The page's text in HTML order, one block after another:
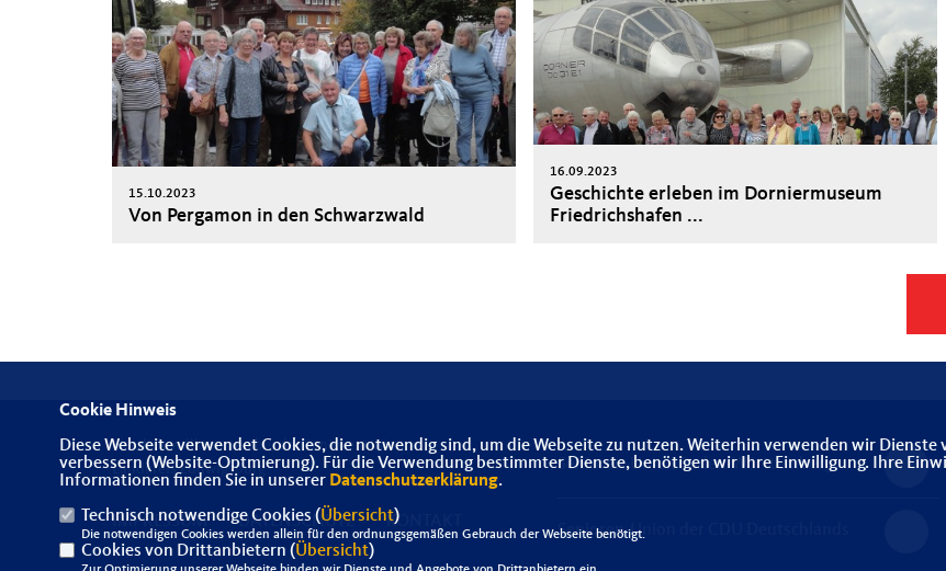
15.10.2023
Von Pergamon in den Schwarzwald
16.09.2023
Geschichte erleben im Dorniermuseum
Friedrichshafen ...
Herzlich willkommen bei der SeniorenUnion im
Landkreis Ludwigsburg
IMPRESSUM DATENSCHUTZ KONTAKT
Senioren-Union Baden-Württemberg
Senioren-Union der CDU Deutschlands
Cookie Hinweis
Diese Webseite verwendet Cookies, die notwendig sind, um die Webseite zu nutzen. Weiterhin verwenden wir
verbessern (Website-Optmierung). Für die Verwendung bestimmter Dienste, benötigen wir Ihre Einwilligung. Ihre
Informationen finden Sie in unserer Datenschutzerklärung.
Technisch notwendige Cookies (Übersicht)
Die notwendigen Cookies werden allein für den ordnungsgemäßen Gebrauch der Webseite benötigt.
Cookies von Drittanbietern (Übersicht)